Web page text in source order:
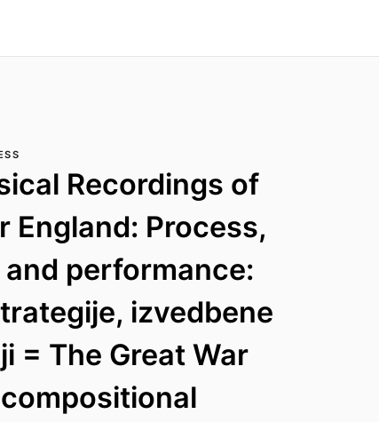
Recordings of
England: Process,
performance:
izvedbene
= The Great War